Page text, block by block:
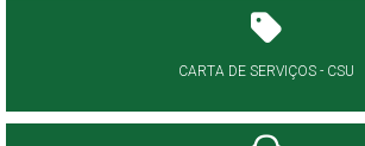
CARTA DE SERVIÇOS - CSU